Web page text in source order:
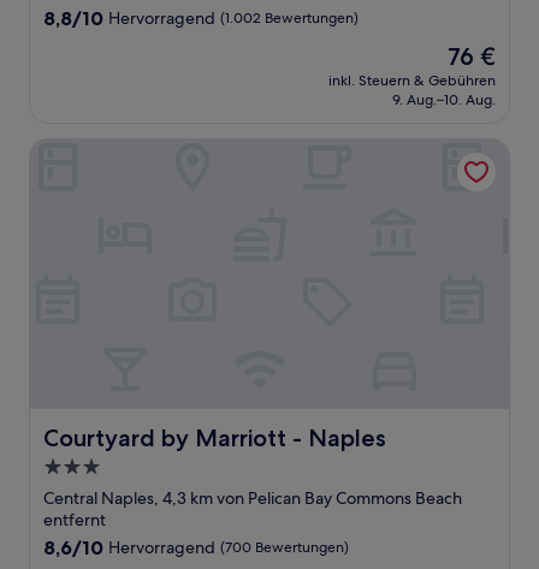
Unterkunft
8.8
8,8/10 Hervorragend (1.002 Bewertungen)
Der
Preis
beträgt
76 €
inkl. Steuern & Gebühren
9. Aug.–10. Aug.
Courtyard by Marriott - Naples
Courtyard by Marriott - Naples
3.0-
Sterne-
Unterkunft
Central Naples, 4,3 km von Pelican Bay Commons Beach
entfernt
8.6
8,6/10 Hervorragend (700 Bewertungen)